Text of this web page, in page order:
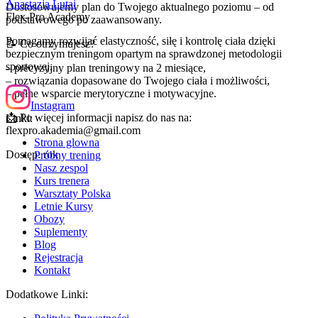
Dostosowujemy plan do Twojego aktualnego poziomu – od
podstawowego po zaawansowany.
📝 Co otrzymujesz?
– precyzyjny plan treningowy na 2 miesiące,
– rozwiązania dopasowane do Twojego ciała i możliwości,
– pełne wsparcie merytoryczne i motywacyjne.
📩 Po więcej informacji napisz do nas na:
flexpro.akademia@gmail.com
Dostęp: rok
Anastazja Lutai
Flex-Pro Academy
Pomagamy rozwijać elastyczność, siłę i kontrolę ciała dzięki
bezpiecznym treningom opartym na sprawdzonej metodologii
sportowej.
Instagram
Linki:
Strona glowna
Próbny trening
Nasz zespol
Kurs trenera
Warsztaty Polska
Letnie Kursy
Obozy
Suplementy
Blog
Rejestracja
Kontakt
Dodatkowe Linki: